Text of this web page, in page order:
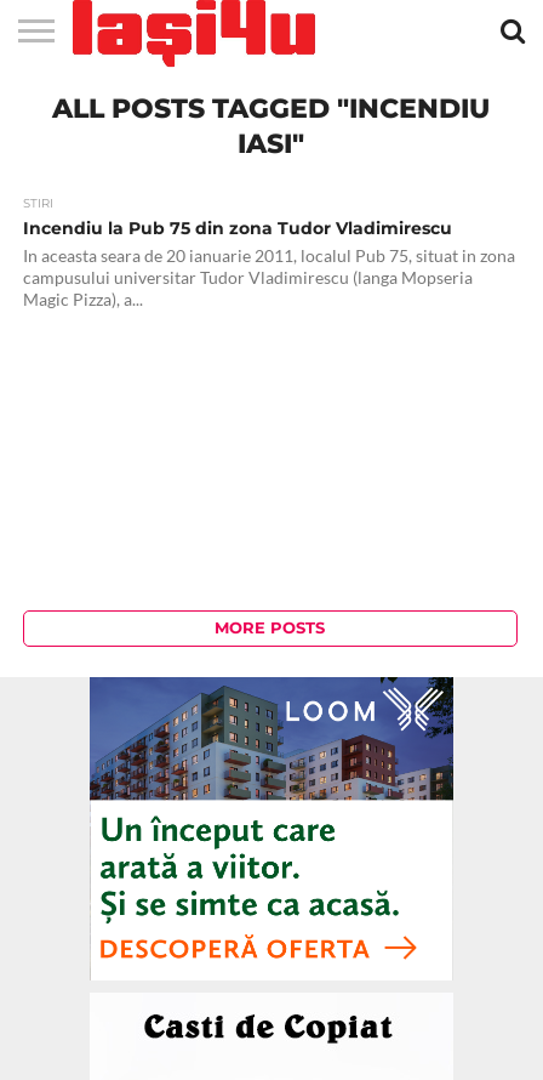
STIRI
APARTAMENTE
NOI IASI
STIRI
IASI
JOBS
IN
FILME
LA
CLUBURI /
DISCOTECI
BARURI /
CAFENELE
SALI DE
FORTA
SALOANE DE
INFRUMUSETARE
AGENTII
DE
RESTAURANTE
IN IASI
PIZZA
IN
PISCINA
IN IASI
FLORARII
RADIO
LIVE
SPALATORII
AUTO
TRACTARI
AUTO
TAXI
IN
CINEMA
TEATRU
HOTELURI
/
TEREN
SPORTIV
TEREN
TENIS
FARMACII
NON
COFFEE-
TO-GO
FIRME DE
PUBLICITATE
RENT
A
ALL POSTS TAGGED "INCENDIU
IASI"
STIRI
Incendiu la Pub 75 din zona Tudor Vladimirescu
In aceasta seara de 20 ianuarie 2011, localul Pub 75, situat in zona
campusului universitar Tudor Vladimirescu (langa Mopseria
Magic Pizza), a...
MORE POSTS